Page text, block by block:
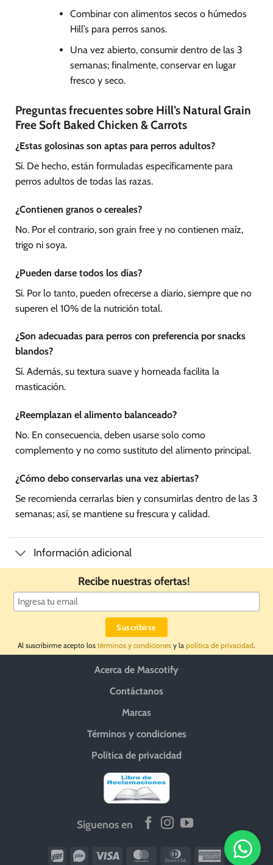
Combinar con alimentos secos o húmedos
Hill’s para perros sanos.
Una vez abierto, consumir dentro de las 3
semanas; finalmente, conservar en lugar
fresco y seco.
Preguntas frecuentes sobre Hill’s Natural Grain
Free Soft Baked Chicken & Carrots
¿Estas golosinas son aptas para perros adultos?
Sí. De hecho, están formuladas específicamente para
perros adultos de todas las razas.
¿Contienen granos o cereales?
No. Por el contrario, son grain free y no contienen maíz,
trigo ni soya.
¿Pueden darse todos los días?
Sí. Por lo tanto, pueden ofrecerse a diario, siempre que no
superen el 10% de la nutrición total.
¿Son adecuadas para perros con preferencia por snacks
blandos?
Sí. Además, su textura suave y horneada facilita la
masticación.
¿Reemplazan el alimento balanceado?
No. En consecuencia, deben usarse solo como
complemento y no como sustituto del alimento principal.
¿Cómo debo conservarlas una vez abiertas?
Se recomienda cerrarlas bien y consumirlas dentro de las 3
semanas; así, se mantiene su frescura y calidad.
Información adicional
Recibe nuestras ofertas!
Al suscribirme acepto los términos y condiciones y la política de privacidad.
Acerca de Mascotify
Contáctanos
Marcas
Términos y condiciones
Política de privacidad
Síguenos en
Wirecard
Vipps Visa MasterCardDinners
American